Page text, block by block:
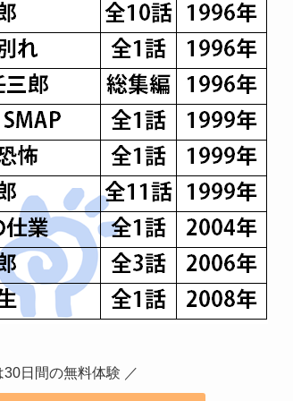
30日間の無料体験 ／